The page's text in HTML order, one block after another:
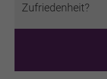
Zufriedenheit?